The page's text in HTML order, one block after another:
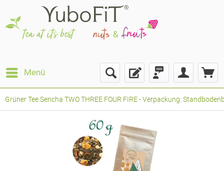
Menü
Grüner Tee Sencha TWO THREE FOUR FIRE - Verpackung: